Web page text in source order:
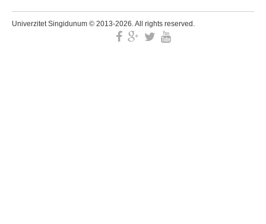
Univerzitet Singidunum © 2013-2026. All rights reserved.